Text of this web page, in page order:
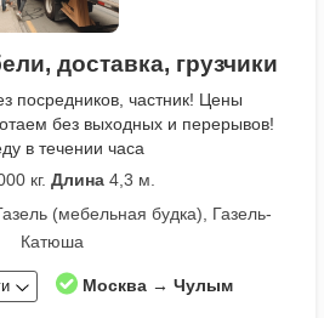
доставка, грузчики
посредников, частник! Цены
без выходных и перерывов!
в течении часа
кг. Длина4,3 м.
(мебельная будка), Газель-
Катюша
Москва → Чулым